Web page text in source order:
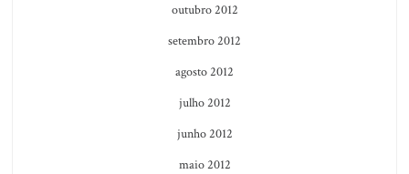
outubro 2012
setembro 2012
agosto 2012
julho 2012
junho 2012
maio 2012